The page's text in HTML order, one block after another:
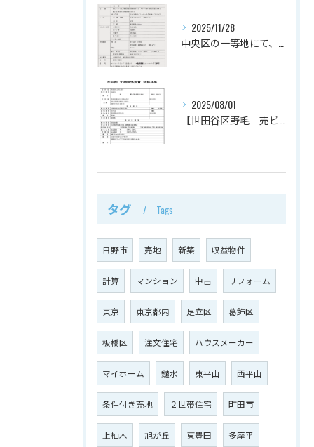
2025/11/28
2025/08/01
タグ Tags
日野市 売地 新築 収益物件
計算 マンション 中古 リフォーム
東京 東京都内 足立区 葛飾区
板橋区 注文住宅 ハウスメーカー
マイホーム 鑓水 東平山 西平山
条件付き売地 ２世帯住宅 町田市
上柚木 旭が丘 東豊田 多摩平